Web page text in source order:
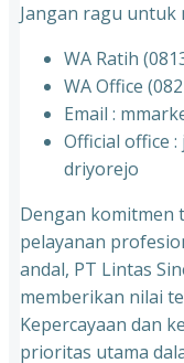
Jangan ragu
WA Ratih
WA Office
Email :
Official office
driyorejo
Dengan komitmen
pelayanan
andal, PT Lintas
memberikan nilai
Kepercayaan dan
prioritas utama